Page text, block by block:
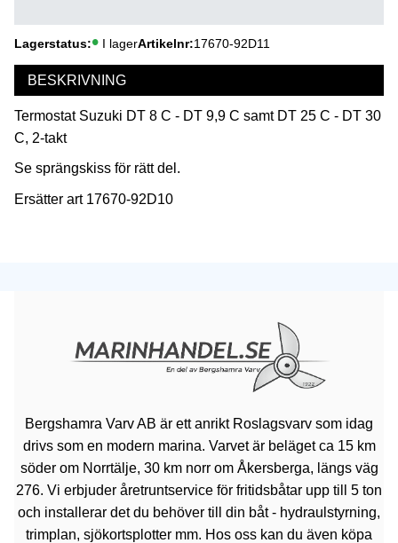
Lagerstatus I lagerArtikelnr 17670-92D11
BESKRIVNING
Termostat Suzuki DT 8 C - DT 9,9 C samt DT 25 C - DT 30
C, 2-takt
Se sprängskiss för rätt del.
Ersätter art 17670-92D10
Bergshamra Varv AB är ett anrikt Roslagsvarv som idag
drivs som en modern marina. Varvet är beläget ca 15 km
söder om Norrtälje, 30 km norr om Åkersberga, längs väg
276. Vi erbjuder åretruntservice för fritidsbåtar upp till 5 ton
och installerar det du behöver till din båt - hydraulstyrning,
trimplan, sjökortsplotter mm. Hos oss kan du även köpa